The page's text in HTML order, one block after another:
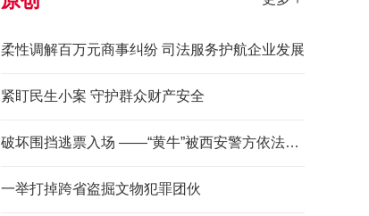
柔性调解百万元商事纠纷 司法服务护航企业发展
紧盯民生小案 守护群众财产安全
破坏围挡逃票入场 ——“黄牛”被西安警方依法拘留
一举打掉跨省盗掘文物犯罪团伙